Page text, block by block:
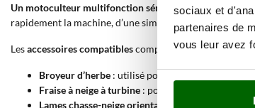
sociaux et
partenaires de
vous leur avez
Un motoculteur multifonction série lourde peut être
rapidement la machine, d’une simple fraiseuse à un
Lesaccessoires compatiblescomprennent :
Broyeur d’herbe : utilisé pour le fauchage
Fraise à neige à turbine : pour dégager allées,
Lames chasse-neige orientables
: idéales pour